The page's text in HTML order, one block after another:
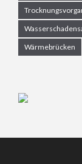
Wärmebrücken